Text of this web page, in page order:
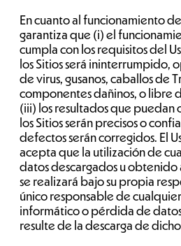
En cuanto al funcionamiento
garantiza que (i) el
cumpla con los requisitos del
los Sitios será ininterrumpido,
de virus, gusanos, caballos de
componentes dañinos, o libre
(iii) los resultados que puedan
los Sitios serán precisos o
defectos serán corregidos. El
acepta que la utilización de
datos descargados u obtenido
se realizará bajo su propia
único responsable de
informático o pérdida de
resulte de la descarga de